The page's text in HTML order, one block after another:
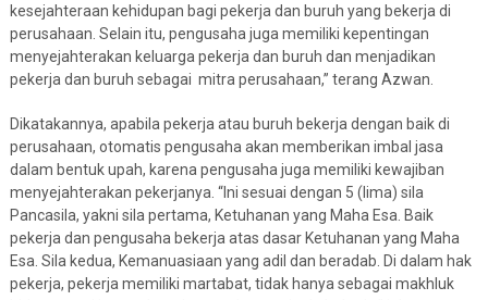
kesejahteraan kehidupan bagi pekerja dan buruh yang bekerja di
perusahaan. Selain itu, pengusaha juga memiliki kepentingan
menyejahterakan keluarga pekerja dan buruh dan menjadikan
pekerja dan buruh sebagai mitra perusahaan,” terang Azwan.
Dikatakannya, apabila pekerja atau buruh bekerja dengan baik di
perusahaan, otomatis pengusaha akan memberikan imbal jasa
dalam bentuk upah, karena pengusaha juga memiliki kewajiban
menyejahterakan pekerjanya. “Ini sesuai dengan 5 (lima) sila
Pancasila, yakni sila pertama, Ketuhanan yang Maha Esa. Baik
pekerja dan pengusaha bekerja atas dasar Ketuhanan yang Maha
Esa. Sila kedua, Kemanuasiaan yang adil dan beradab. Di dalam hak
pekerja, pekerja memiliki martabat, tidak hanya sebagai makhluk